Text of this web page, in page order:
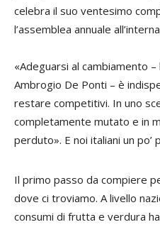
celebra il suo ventesimo
l’assemblea annuale
«Adeguarsi al cambiamento
Ambrogio De Ponti – è
restare competitivi. In uno
completamente mutato e in
perduto». E noi italiani un po’
Il primo passo da compiere
dove ci troviamo. A livello
consumi di frutta e verdura